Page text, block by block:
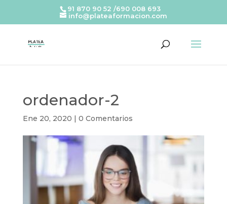
91 870 90 52 /690 008 693
info@plateaformacion.com
ordenador-2
Ene 20, 2020 | 0 Comentarios